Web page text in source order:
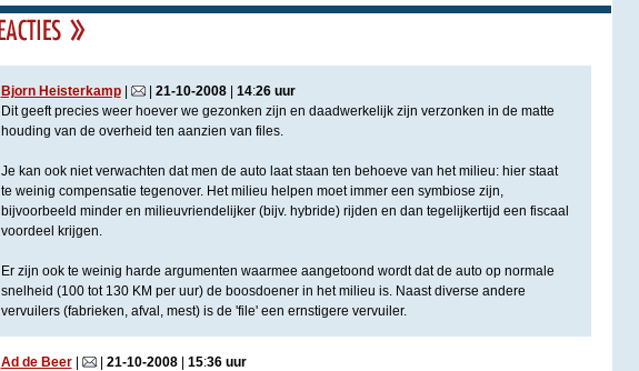
Bjorn Heisterkamp| | 21-10-2008| 14:26 uur
Dit geeft precies weer hoever we gezonken zijn en daadwerkelijk zijn verzonken in de matte
houding van de overheid ten aanzien van files.
Je kan ook niet verwachten dat men de auto laat staan ten behoeve van het milieu: hier staat
te weinig compensatie tegenover. Het milieu helpen moet immer een symbiose zijn,
bijvoorbeeld minder en milieuvriendelijker (bijv. hybride) rijden en dan tegelijkertijd een fiscaal
voordeel krijgen.
Er zijn ook te weinig harde argumenten waarmee aangetoond wordt dat de auto op normale
snelheid (100 tot 130 KM per uur) de boosdoener in het milieu is. Naast diverse andere
vervuilers (fabrieken, afval, mest) is de 'file' een ernstigere vervuiler.
Ad de Beer| | 21-10-2008| 15:36 uur